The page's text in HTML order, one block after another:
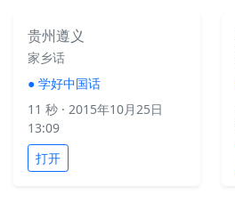
贵州遵义
家乡话
● 学好中国话
11 秒 · 2015年10月25日
13:09
打开